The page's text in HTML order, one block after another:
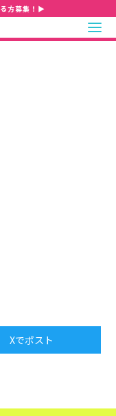
方募集！▶
Xでポスト